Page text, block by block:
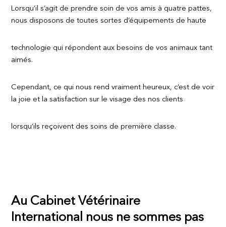
Lorsqu’il s’agit de prendre soin de vos amis à quatre pattes,
nous disposons de toutes sortes d’équipements de haute
technologie qui répondent aux besoins de vos animaux tant
aimés.
Cependant, ce qui nous rend vraiment heureux, c’est de voir
la joie et la satisfaction sur le visage des nos clients
lorsqu’ils reçoivent des soins de première classe.
Au Cabinet Vétérinaire
International nous ne sommes pas